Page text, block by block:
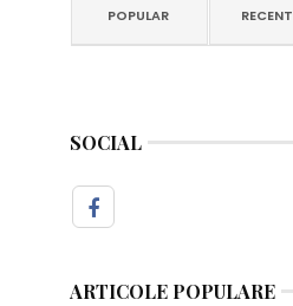
POPULAR RECENT
SOCIAL
ARTICOLE POPULARE